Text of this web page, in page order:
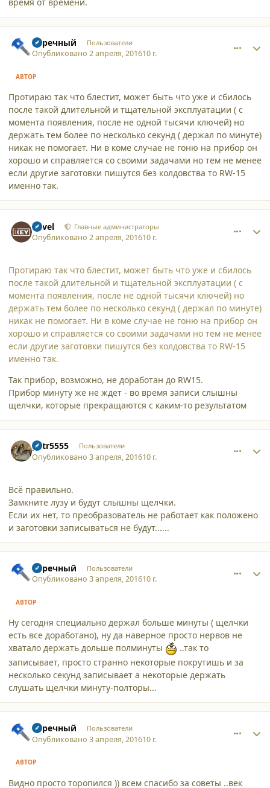
Заречный Пользователи
Опубликовано2 апреля, 201610 г.
АВТОР
Протираю так что блестит, может быть что уже и сбилось
после такой длительной и тщательной эксплуатации ( с
момента появления, после не одной тысячи ключей) но
держать тем более по несколько секунд ( держал по минуте)
никак не помогает. Ни в коме случае не гоню на прибор он
хорошо и справляется со своими задачами но тем не менее
если другие заготовки пишутся без колдовства то RW-15
именно так.
Pavel Главные администраторы
Опубликовано2 апреля, 201610 г.
Протираю так что блестит, может быть что уже и сбилось
после такой длительной и тщательной эксплуатации ( с
момента появления, после не одной тысячи ключей) но
держать тем более по несколько секунд ( держал по минуте)
никак не помогает. Ни в коме случае не гоню на прибор он
хорошо и справляется со своими задачами но тем не менее
если другие заготовки пишутся без колдовства то RW-15
именно так.
Так прибор, возможно, не доработан до RW15.
Прибор минуту же не ждет - во время записи слышны
щелчки, которые прекращаются с каким-то результатом
petr5555 Пользователи
Опубликовано3 апреля, 201610 г.
Всё правильно.
Замкните лузу и будут слышны щелчки.
Если их нет, то преобразователь не работает как положено
и заготовки записываться не будут......
Заречный Пользователи
Опубликовано3 апреля, 201610 г.
АВТОР
Ну сегодня специально держал больше минуты ( щелчки
есть все доработано), ну да наверное просто нервов не
хватало держать дольше полминуты
..так то
записывает, просто странно некоторые покрутишь и за
несколько секунд записывает а некоторые держать
слушать щелчки минуту-полторы...
Заречный Пользователи
Опубликовано3 апреля, 201610 г.
АВТОР
Видно просто торопился )) всем спасибо за советы ..век